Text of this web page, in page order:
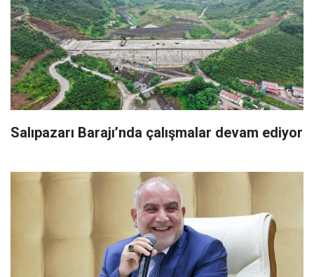
Salıpazarı Barajı’nda çalışmalar devam ediyor